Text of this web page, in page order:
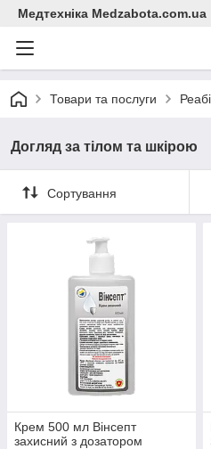
Медтехніка Medzabota.com.ua
Товари та послуги
Догляд за тілом та шкірою
Сортування
Крем 500 мл Вінсепт
захисний з дозатором